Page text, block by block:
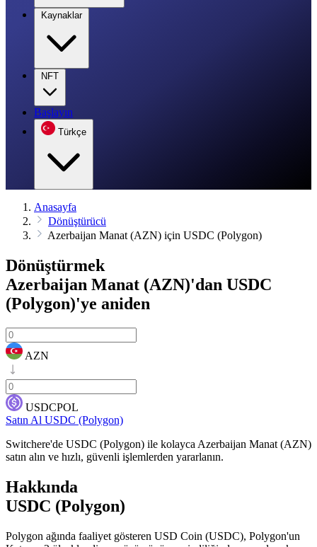
Kaynaklar
NFT
Başlayın
Türkçe
Anasayfa
Dönüştürücü
Azerbaijan Manat (AZN) için USDC (Polygon)
Dönüştürmek
Azerbaijan Manat (AZN)'dan USDC
(Polygon)'ye aniden
AZN
USDCPOL
Satın Al USDC (Polygon)
Switchere'de USDC (Polygon) ile kolayca Azerbaijan Manat (AZN)
satın alın ve hızlı, güvenli işlemlerden yararlanın.
Hakkında
USDC (Polygon)
Polygon ağında faaliyet gösteren USD Coin (USDC), Polygon'un